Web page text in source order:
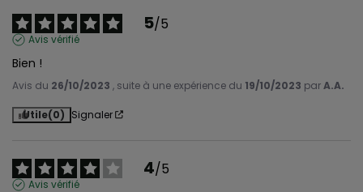
5/5
Avis vérifié
Bien !
Avis du 26/10/2023 , suite à une expérience du 19/10/2023 parA.A.
Utile(0) Signaler
4/5
Avis vérifié